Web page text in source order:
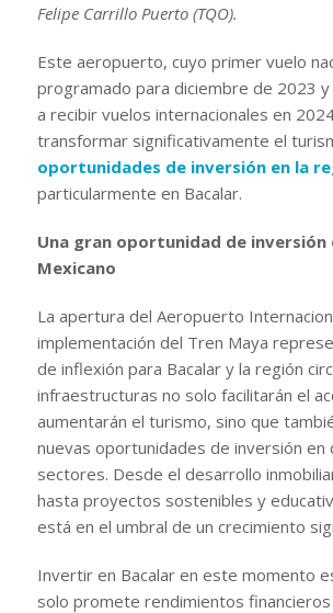
Felipe Carrillo Puerto (TQO).
Este aeropuerto, cuyo primer vuelo
programado para diciembre de 2023
a recibir vuelos internacionales en
transformar significativamente el
oportunidades de inversión en la
particularmente en Bacalar.
Una gran oportunidad de inversión
Mexicano
La apertura del Aeropuerto
implementación del Tren Maya
de inflexión para Bacalar y la región
infraestructuras no solo facilitarán el
aumentarán el turismo, sino que
nuevas oportunidades de inversión en
sectores. Desde el desarrollo
hasta proyectos sostenibles y
está en el umbral de un crecimiento
Invertir en Bacalar en este momento
solo promete rendimientos